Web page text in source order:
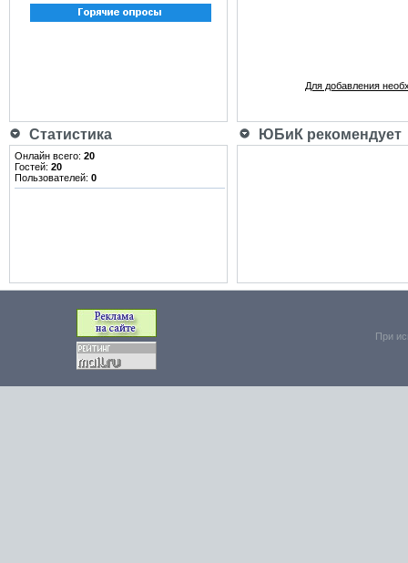
Для добавления
Статистика ЮБиК рекомендует
Онлайн всего: 20
Гостей: 20
Пользователей: 0
При